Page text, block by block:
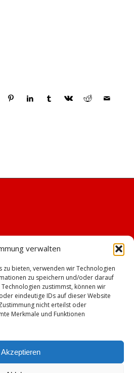
verwalten
zu bieten, verwenden wir Technologien
zu speichern und/oder darauf
zustimmst, können wir
eindeutige IDs auf dieser Website
nicht erteilst oder
Merkmale und Funktionen
Akzeptieren